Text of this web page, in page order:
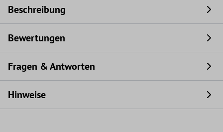
Beschreibung
Bewertungen
Fragen & Antworten
Hinweise